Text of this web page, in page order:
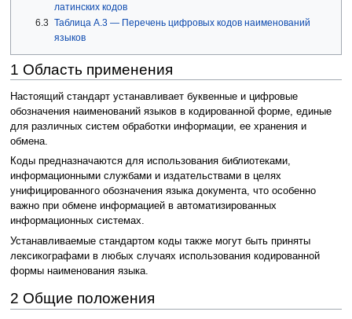
латинских кодов
6.3 Таблица А.3 — Перечень цифровых кодов наименований
языков
1 Область применения
Настоящий стандарт устанавливает буквенные и цифровые
обозначения наименований языков в кодированной форме, единые
для различных систем обработки информации, ее хранения и
обмена.
Коды предназначаются для использования библиотеками,
информационными службами и издательствами в целях
унифицированного обозначения языка документа, что особенно
важно при обмене информацией в автоматизированных
информационных системах.
Устанавливаемые стандартом коды также могут быть приняты
лексикографами в любых случаях использования кодированной
формы наименования языка.
2 Общие положения